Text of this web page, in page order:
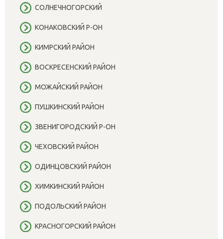
СОЛНЕЧНОГОРСКИЙ
КОНАКОВСКИЙ Р-ОН
КИМРСКИЙ РАЙОН
ВОСКРЕСЕНСКИЙ РАЙОН
МОЖАЙСКИЙ РАЙОН
ПУШКИНСКИЙ РАЙОН
ЗВЕНИГОРОДСКИЙ Р-ОН
ЧЕХОВСКИЙ РАЙОН
ОДИНЦОВСКИЙ РАЙОН
ХИМКИНСКИЙ РАЙОН
ПОДОЛЬСКИЙ РАЙОН
КРАСНОГОРСКИЙ РАЙОН